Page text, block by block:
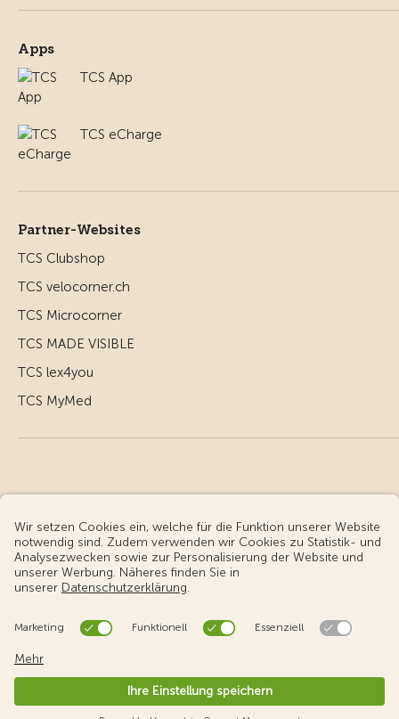
Apps
TCS App
TCS eCharge
Partner-Websites
TCS Clubshop
TCS velocorner.ch
TCS Microcorner
TCS MADE VISIBLE
TCS lex4you
TCS MyMed
© Touring Club Schweiz
Benutzungsbedingungen - rechtliche Informationen
Cookie-Einstellungen